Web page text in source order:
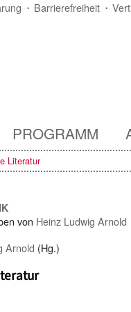
Barrierefreiheit
PROGRAMM
Literatur
von Heinz Ludwig Arnold
Arnold (Hg.)